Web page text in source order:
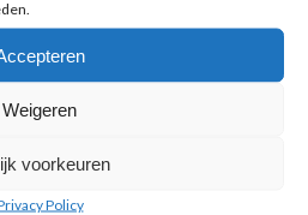
Weigeren
voorkeuren
Policy